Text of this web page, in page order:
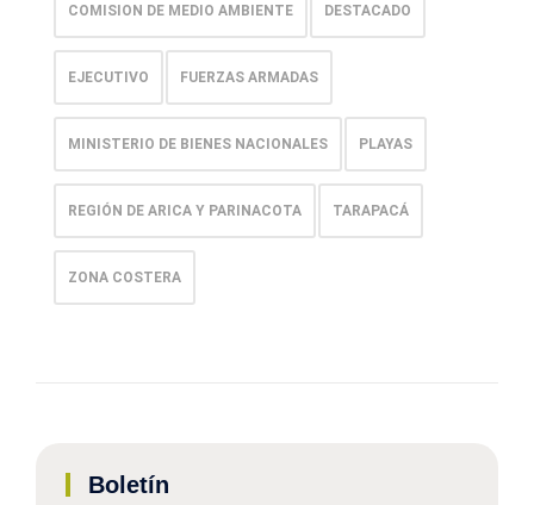
COMISION DE MEDIO AMBIENTE DESTACADO
EJECUTIVO FUERZAS ARMADAS
MINISTERIO DE BIENES NACIONALES PLAYAS
REGIÓN DE ARICA Y PARINACOTA TARAPACÁ
ZONA COSTERA
Boletín